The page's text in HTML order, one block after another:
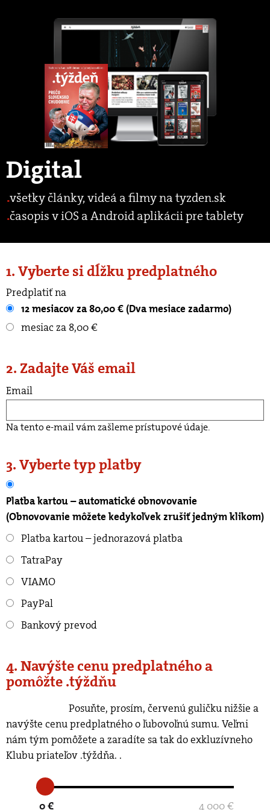
Digital
všetky články, videá a filmy na tyzden.sk
časopis v iOS a Android aplikácii pre tablety
1. Vyberte si dĺžku predplatného
Predplatiť na
12 mesiacov za 80,00 € (Dva mesiace zadarmo)
mesiac za 8,00 €
2. Zadajte Váš email
Email
Na tento e-mail vám zašleme prístupové údaje.
3. Vyberte typ platby
Platba kartou – automatické obnovovanie
(Obnovovanie môžete kedykoľvek zrušiť jedným klikom)
Platba kartou – jednorazová platba
TatraPay
VIAMO
PayPal
Bankový prevod
4. Navýšte cenu predplatného a
pomôžte .týždňu
navýšte cenu predplatného o ľubovoľnú sumu. Veľmi
nám tým pomôžete a zaradíte sa tak do exkluzívneho
Klubu priateľov .týždňa. .
0 € 4 000 €